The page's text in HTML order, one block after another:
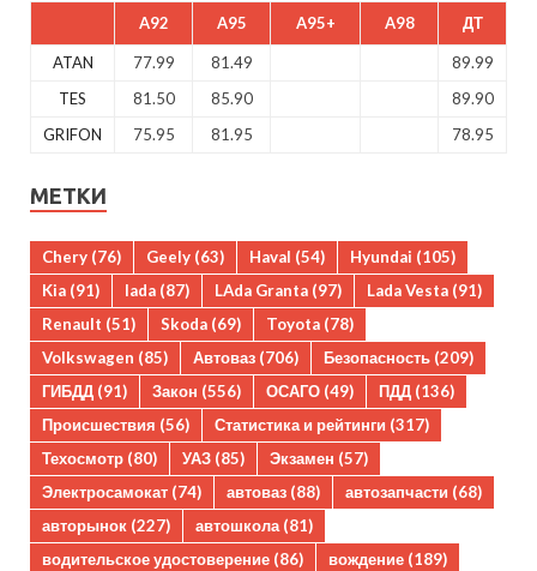
A92 A95 A95+ A98 ДТ
ATAN 77.99 81.49
89.99
TES
81.50 85.90
89.90
GRIFON
75.95 81.95 78.95
МЕТКИ
Chery (76) Geely (63) Haval (54) Hyundai (105)
Kia (91) lada (87) LAda Granta (97) Lada Vesta (91)
Renault (51) Skoda (69) Toyota (78)
Volkswagen (85) Автоваз (706) Безопасность (209)
ГИБДД (91) Закон (556) ОСАГО (49) ПДД (136)
Происшествия (56) Статистика и рейтинги (317)
Техосмотр (80) УАЗ (85) Экзамен (57)
Электросамокат (74) автоваз (88) автозапчасти (68)
авторынок (227) автошкола(81)
водительское удостоверение (86) вождение (189)